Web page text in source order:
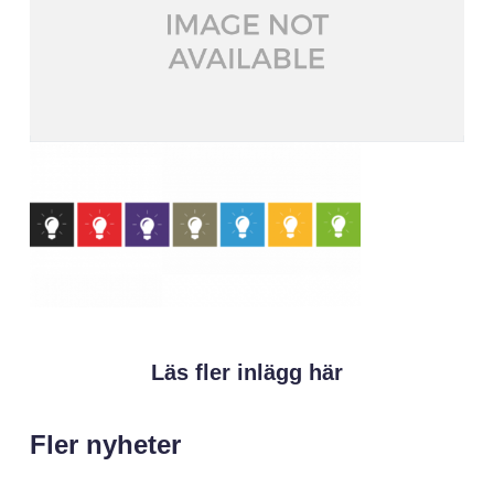
Läs fler inlägg här
Fler nyheter